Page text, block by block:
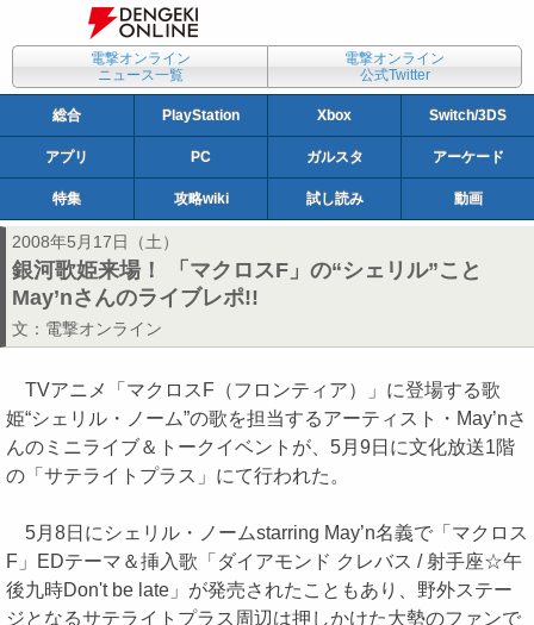
電撃オンライン
ニュース一覧
電撃オンライン
公式Twitter
総合 PlayStation Xbox Switch/3DS
アプリ PC ガルスタ アーケード
特集 攻略wiki 試し読み 動画
2008年5月17日（土）
銀河歌姫来場！ 「マクロスF」の“シェリル”こと
May’nさんのライブレポ!!
文： 電撃オンライン
TVアニメ「マクロスF（フロンティア）」に登場する歌
姫“シェリル・ノーム”の歌を担当するアーティスト・May’nさ
んのミニライブ＆トークイベントが、5月9日に文化放送1階
の「サテライトプラス」にて行われた。
5月8日にシェリル・ノームstarring May’n名義で「マクロス
F」EDテーマ＆挿入歌「ダイアモンド クレバス / 射手座☆午
後九時Don't be late」が発売されたこともあり、野外ステー
ジとなるサテライトプラス周辺は押しかけた大勢のファンで